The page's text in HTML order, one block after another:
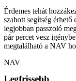
Érdemes tehát
szabott segítség
legjobban passzoló
pár percet vesz
megtalálható a NAV
NAV
Legfrissebb